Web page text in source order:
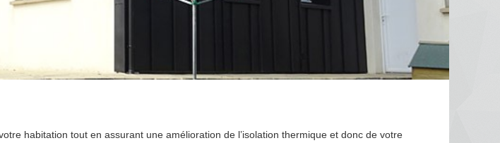
habitation tout en assurant une amélioration de l’isolation thermique et donc de votre